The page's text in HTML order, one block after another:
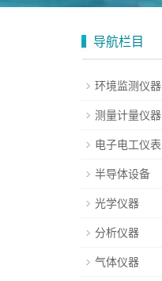
导航栏目
环境监测仪器
测量计量仪器
电子电工仪表
半导体设备
光学仪器
分析仪器
气体仪器